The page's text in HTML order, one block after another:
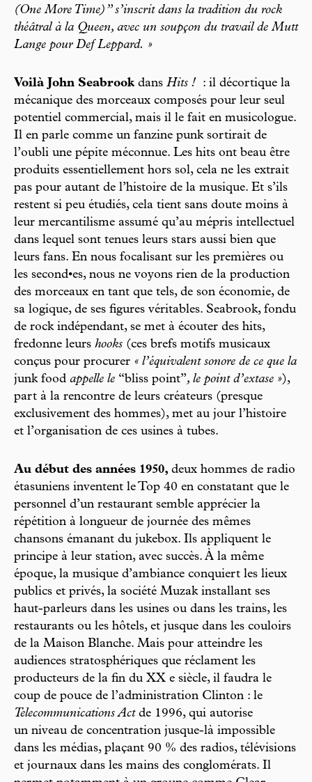
(One More Time)” s’inscrit dans la tradition du rock
théâtral à la Queen, avec un soupçon du travail de Mutt
Lange pour Def Leppard. »
Voilà John Seabrook dans Hits !
: il décortique la
mécanique des morceaux composés pour leur seul
potentiel commercial, mais il le fait en musicologue.
Il en parle comme un fanzine punk sortirait de
l’oubli une pépite méconnue. Les hits ont beau être
produits essentiellement hors sol, cela ne les extrait
pas pour autant de l’histoire de la musique. Et s’ils
restent si peu étudiés, cela tient sans doute moins à
leur mercantilisme assumé qu’au mépris intellectuel
dans lequel sont tenues leurs stars aussi bien que
leurs fans. En nous focalisant sur les premières ou
les second•es, nous ne voyons rien de la production
des morceaux en tant que tels, de son économie, de
sa logique, de ses figures véritables. Seabrook, fondu
de rock indépendant, se met à écouter des hits,
fredonne leurs hooks (ces brefs motifs musicaux
conçus pour procurer « l’équivalent sonore de ce que la
junk food appelle le “bliss point”, le point d’extase »),
part à la rencontre de leurs créateurs (presque
exclusivement des hommes), met au jour l’histoire
et l’organisation de ces usines à tubes.
Au début des années 1950, deux hommes de radio
étasuniens inventent le Top 40 en constatant que le
personnel d’un restaurant semble apprécier la
répétition à longueur de journée des mêmes
chansons émanant du jukebox. Ils appliquent le
principe à leur station, avec succès. À la même
époque, la musique d’ambiance conquiert les lieux
publics et privés, la société Muzak installant ses
haut-parleurs dans les usines ou dans les trains, les
restaurants ou les hôtels, et jusque dans les couloirs
de la Maison Blanche. Mais pour atteindre les
audiences stratosphériques que réclament les
producteurs de la fin du XX e siècle, il faudra le
coup de pouce de l’administration Clinton : le
Telecommunications Act de 1996, qui autorise
un niveau de concentration jusque-là impossible
dans les médias, plaçant 90 % des radios, télévisions
et journaux dans les mains des conglomérats. Il